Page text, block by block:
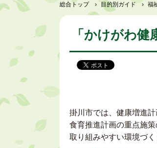
総合トップ
› 目的別ガイド › 福
「かけがわ
掛川市では、健康増進
食育推進計画の重点施
取り組みやすい環境づ